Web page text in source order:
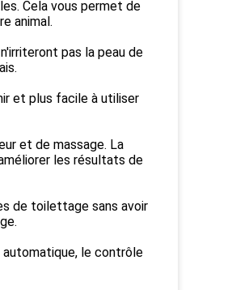
Cela vous permet de
animal.
pas la peau de
et plus facile à utiliser
et de massage. La
les résultats de
de toilettage sans avoir
le contrôle